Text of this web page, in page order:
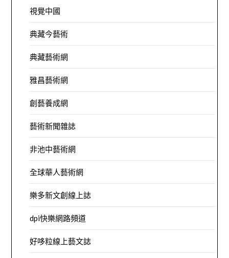
視覺中國
典藏今藝術
典藏藝術網
雅昌藝術網
創藝養成網
藝術新聞雜誌
非池中藝術網
全球華人藝術網
樂多新文創線上誌
dpi快樂網路頻道
好哆粒線上藝文誌